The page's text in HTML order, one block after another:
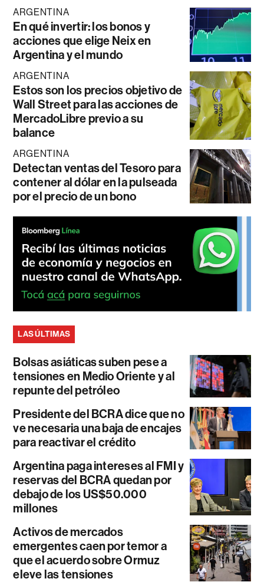
ARGENTINA
En qué invertir: los bonos y
acciones que elige Neix en
Argentina y el mundo
ARGENTINA
Estos son los precios objetivo de
Wall Street para las acciones de
MercadoLibre previo a su
balance
ARGENTINA
Detectan ventas del Tesoro para
contener al dólar en la pulseada
por el precio de un bono
LAS ÚLTIMAS
Bolsas asiáticas suben pese a
tensiones en Medio Oriente y al
repunte del petróleo
Presidente del BCRA dice que no
ve necesaria una baja de encajes
para reactivar el crédito
Argentina paga intereses al FMI y
reservas del BCRA quedan por
debajo de los US$50.000
millones
Activos de mercados
emergentes caen por temor a
que el acuerdo sobre Ormuz
eleve las tensiones